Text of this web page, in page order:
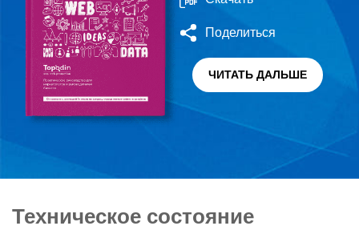
Поделиться
ЧИТАТЬ ДАЛЬШЕ
Техническое состояние